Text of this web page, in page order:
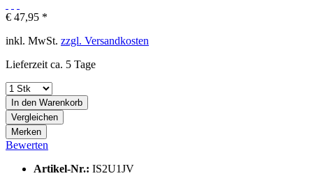
€ 47,95 *
inkl. MwSt. zzgl. Versandkosten
Lieferzeit ca. 5 Tage
In den Warenkorb
Vergleichen
Merken
Bewerten
Artikel-Nr.: IS2U1JV